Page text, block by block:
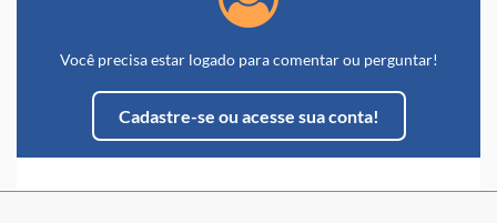
Você precisa estar logado para comentar ou perguntar!
Cadastre-se ou acesse sua conta!